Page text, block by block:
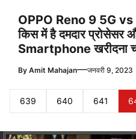
OPPO Reno 9 5G
किस में है दमदार प्रोसेसर
Smartphone खरीदना
By Amit Mahajan—जनवरी 9, 2023
639 640 641